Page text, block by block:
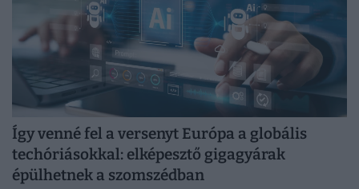
Így venné fel a versenyt Európa a globális
techóriásokkal: elképesztő gigagyárak
épülhetnek a szomszédban